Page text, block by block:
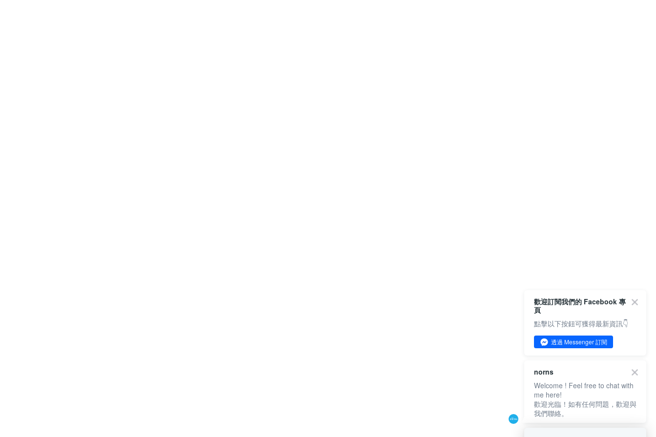
歡迎訂閱我們的 Facebook 專
頁
點擊以下按鈕可獲得最新資訊👇
透過 Messenger 訂閱
norns
Welcome ! Feel free to chat with
me here!
歡迎光臨！如有任何問題，歡迎與
我們聯絡。